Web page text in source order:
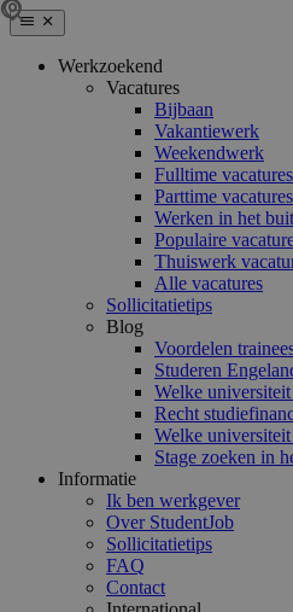
Werkzoekend
Vacatures
Bijbaan
Vakantiewerk
Weekendwerk
Fulltime vacatures
Parttime vacatures
Werken in het
Populaire
Thuiswerk
Alle vacatures
Sollicitatietips
Blog
Voordelen
Studeren
Welke
Recht
Welke
Stage zoeken in
Informatie
Ik ben werkgever
Over StudentJob
Sollicitatietips
FAQ
Contact